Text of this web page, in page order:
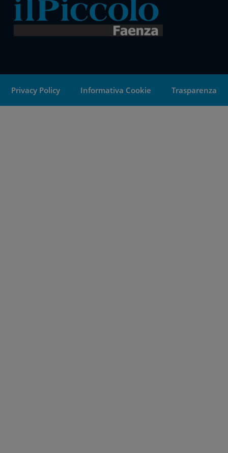
Privacy Policy Informativa Cookie Trasparenza